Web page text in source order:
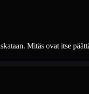
Mitäs ovat itse